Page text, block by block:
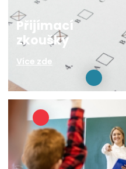
Přijímací
zkoušky
Více zde